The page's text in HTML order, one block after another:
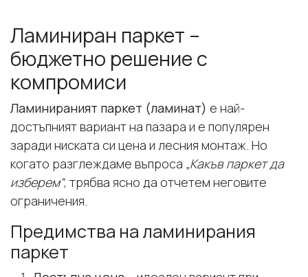
Ламиниран паркет –
бюджетно решение с
компромиси
Ламинираният паркет (ламинат) е най-
достъпният вариант на пазара и е популярен
заради ниската си цена и лесния монтаж. Но
когато разглеждаме въпроса „Какъв паркет да
изберем“, трябва ясно да отчетем неговите
ограничения.
Предимства на ламинирания
паркет